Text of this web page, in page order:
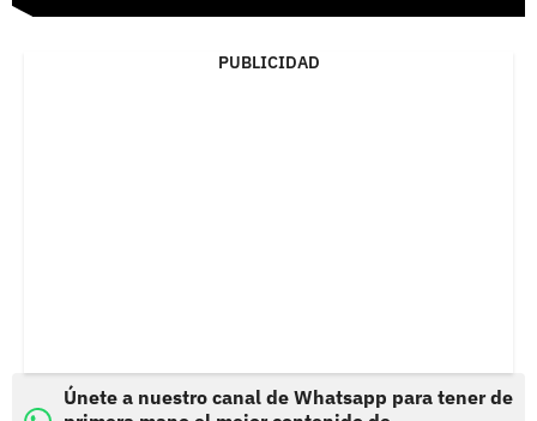
PUBLICIDAD
Únete a nuestro canal de Whatsapp para tener de